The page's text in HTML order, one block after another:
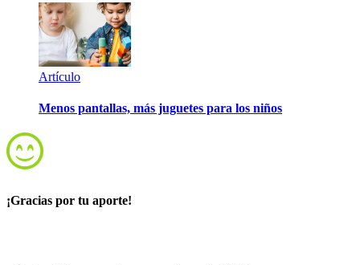
Artículo
Menos pantallas, más juguetes para los niños
¡Gracias por tu aporte!